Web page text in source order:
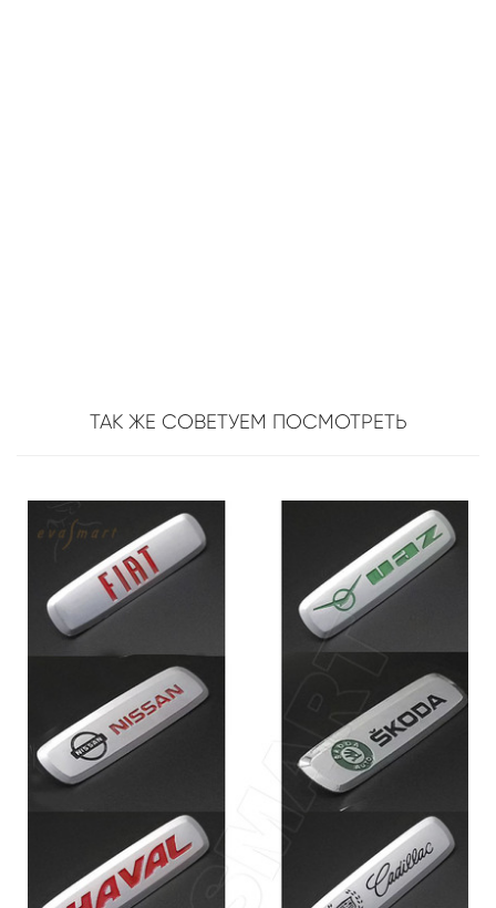
ТАК ЖЕ СОВЕТУЕМ ПОСМОТРЕТЬ